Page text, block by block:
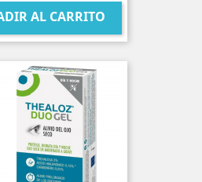
AL CARRITO